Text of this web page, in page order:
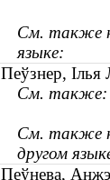
См. также
языке:
Пеўзнер, Ілья
См. также:
См. также
другом
Пеўнева,